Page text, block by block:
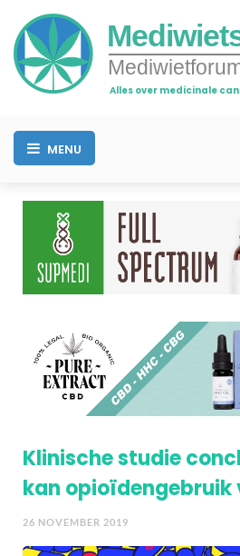
Alles over medicinale
MENU
Klinische studie
kan opioïdengebruik
26 NOVEMBER 2019